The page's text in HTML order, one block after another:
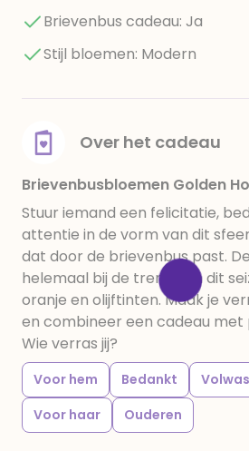
Brievenbus cadeau: Ja
Stijl bloemen: Modern
Over het cadeau
Brievenbusbloemen Golden
Stuur iemand een felicitatie,
attentie in de vorm van dit
dat door de brievenbus past.
helemaal bij de trend van dit
oranje en olijftinten. Maak je
en combineer een cadeau met
Wie verras jij?
Voor hem Bedankt
Voor haar
Ouderen